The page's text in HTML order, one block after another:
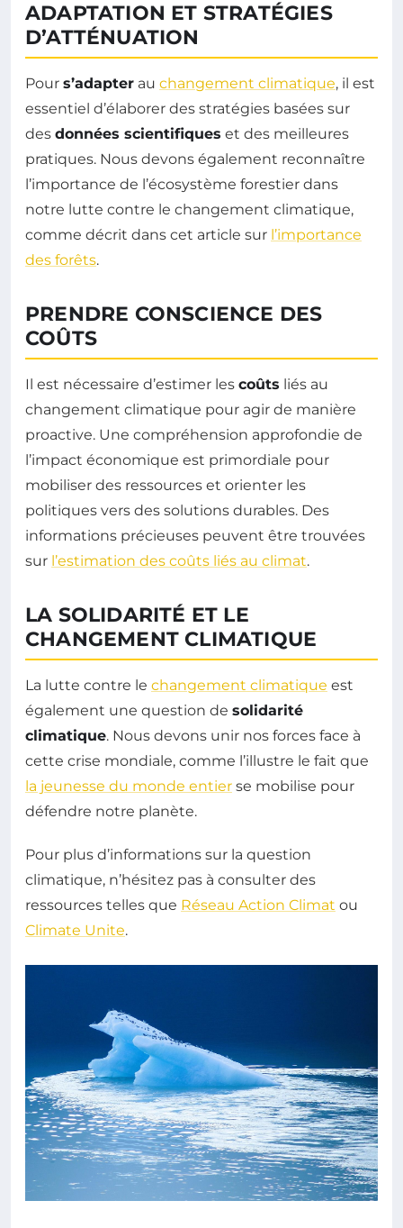
ADAPTATION ET STRATÉGIES
D’ATTÉNUATION
Pour s’adapter au changement climatique, il est
essentiel d’élaborer des stratégies basées sur
des données scientifiques et des meilleures
pratiques. Nous devons également reconnaître
l’importance de l’écosystème forestier dans
notre lutte contre le changement climatique,
comme décrit dans cet article sur l’importance
des forêts.
PRENDRE CONSCIENCE DES
COÛTS
Il est nécessaire d’estimer les coûts liés au
changement climatique pour agir de manière
proactive. Une compréhension approfondie de
l’impact économique est primordiale pour
mobiliser des ressources et orienter les
politiques vers des solutions durables. Des
informations précieuses peuvent être trouvées
sur l’estimation des coûts liés au climat.
LA SOLIDARITÉ ET LE
CHANGEMENT CLIMATIQUE
La lutte contre le changement climatique est
également une question de solidarité
climatique. Nous devons unir nos forces face à
cette crise mondiale, comme l’illustre le fait que
la jeunesse du monde entier se mobilise pour
défendre notre planète.
Pour plus d’informations sur la question
climatique, n’hésitez pas à consulter des
ressources telles que Réseau Action Climat ou
Climate Unite.